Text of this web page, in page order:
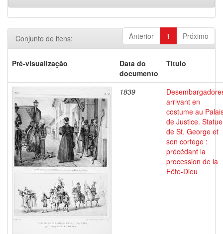
Anterior 1 Próximo
Conjunto de itens:
Pré-visualização
Data do
documento
Título
1839
arrivant en
costume au
de Justice. Statue
de St. George et
son cortege :
précédant la
procession de la
Fête-Dieu